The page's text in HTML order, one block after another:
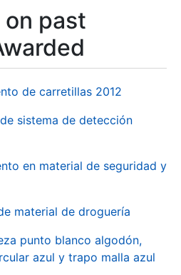
past
de carretillas 2012
sistema de detección
en material de seguridad y
material de droguería
punto blanco algodón,
azul y trapo malla azul